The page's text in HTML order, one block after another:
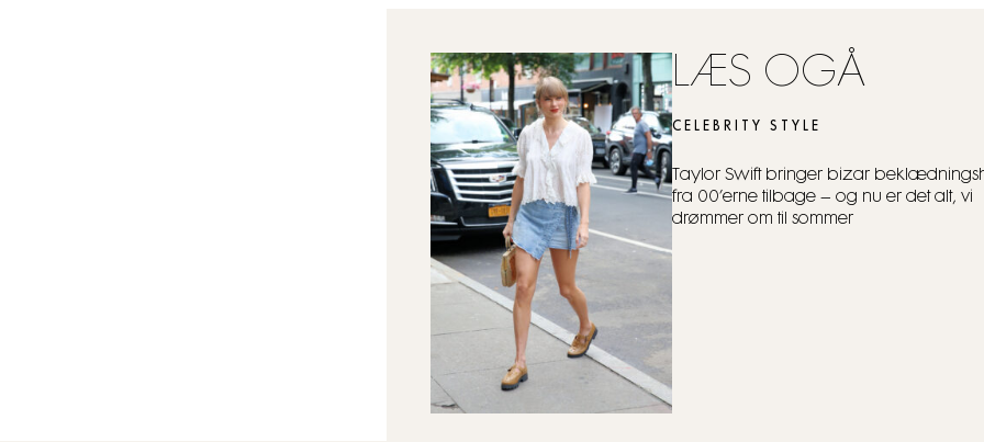
LÆS OGÅ
CELEBRITY STYLE
Taylor Swift bringer bizar
fra 00’erne tilbage – og nu er det alt, vi
drømmer om til sommer